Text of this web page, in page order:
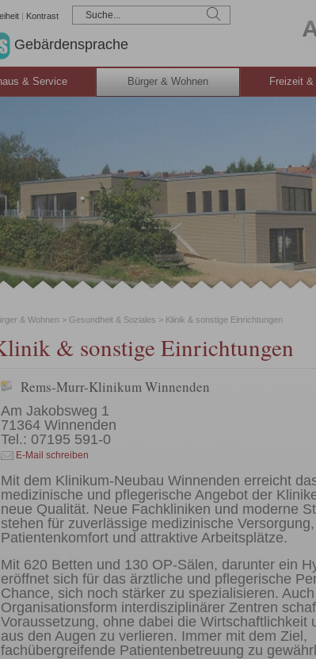
Gebärdensprache
| Kontrast
& Service Bürger & Wohnen Freizeit
& Wohnen > Gesundheit & Soziales > Klinik & sonstige Einrichtungen
& sonstige Einrichtungen
Rems-Murr-Klinikum Winnenden
Am Jakobsweg 1
71364 Winnenden
Tel.: 07195 591-0
E-Mail schreiben
Mit dem Klinikum-Neubau Winnenden erreicht
medizinische und pflegerische Angebot der
neue Qualität. Neue Fachkliniken und moderne
stehen für zuverlässige medizinische
Patientenkomfort und attraktive Arbeitsplätze.
Mit 620 Betten und 130 OP-Sälen, darunter ein
eröffnet sich für das ärztliche und pflegerische
Chance, sich noch stärker zu spezialisieren.
Organisationsform interdisziplinärer Zentren
Voraussetzung, ohne dabei die Wirtschaftlichkeit
aus den Augen zu verlieren. Immer mit dem Ziel,
fachübergreifende Patientenbetreuung zu